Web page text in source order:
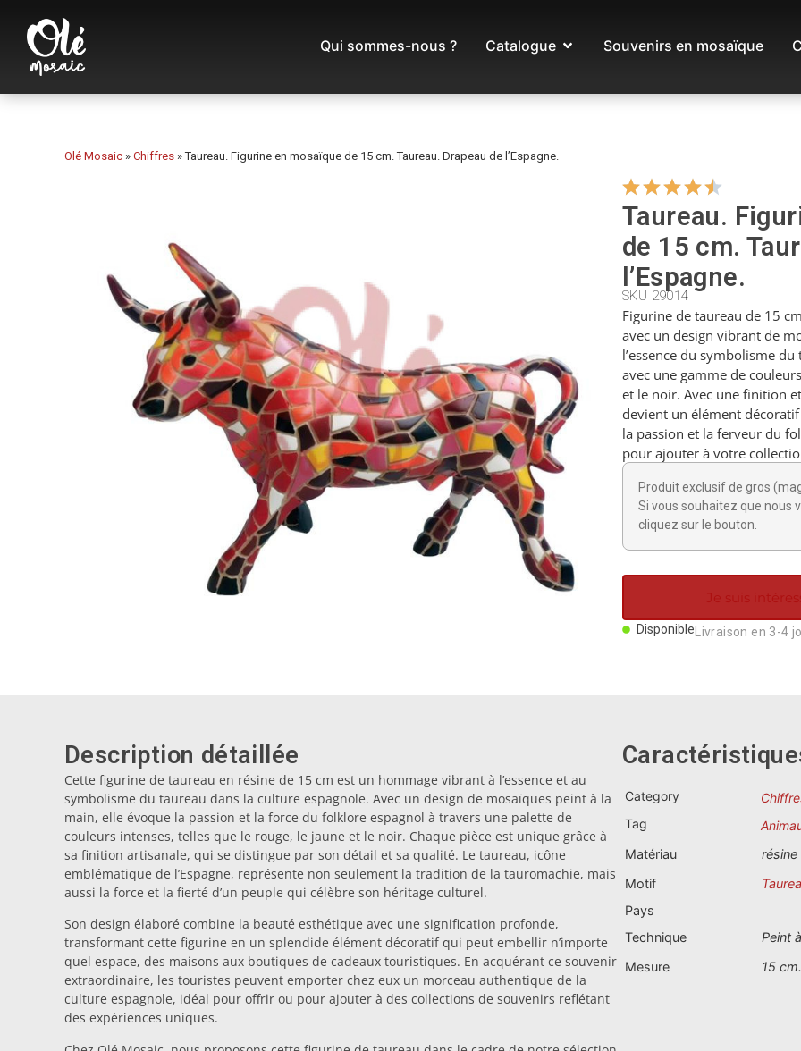
Qui sommes-nous ? Catalogue Souvenirs en mosaïque
Olé Mosaic » Chiffres »Taureau. Figurine en mosaïque de 15 cm. Taureau. Drapeau de l’Espagne.
Taureau.
de 15 cm.
l’Espagne.
SKU 29014
Figurine de taureau de 15
avec un design vibrant de
l’essence du symbolisme
avec une gamme de
et le noir. Avec une finition
devient un élément
la passion et la ferveur du
pour ajouter à votre
Produit exclusif de gros
Si vous souhaitez que nous
cliquez sur le bouton.
Je suis
Disponible Livraison en 3-4
Description détaillée
Cette figurine de taureau en résine de 15 cm est un hommage vibrant à l’essence et au
symbolisme du taureau dans la culture espagnole. Avec un design de mosaïques peint à la
main, elle évoque la passion et la force du folklore espagnol à travers une palette de
couleurs intenses, telles que le rouge, le jaune et le noir. Chaque pièce est unique grâce à
sa finition artisanale, qui se distingue par son détail et sa qualité. Le taureau, icône
emblématique de l’Espagne, représente non seulement la tradition de la tauromachie, mais
aussi la force et la fierté d’un peuple qui célèbre son héritage culturel.
Son design élaboré combine la beauté esthétique avec une signification profonde,
transformant cette figurine en un splendide élément décoratif qui peut embellir n’importe
quel espace, des maisons aux boutiques de cadeaux touristiques. En acquérant ce souvenir
extraordinaire, les touristes peuvent emporter chez eux un morceau authentique de la
culture espagnole, idéal pour offrir ou pour ajouter à des collections de souvenirs reflétant
des expériences uniques.
Category
Tag
Matériau
résine
Motif
Pays
Technique
Peint
Mesure
15 cm.